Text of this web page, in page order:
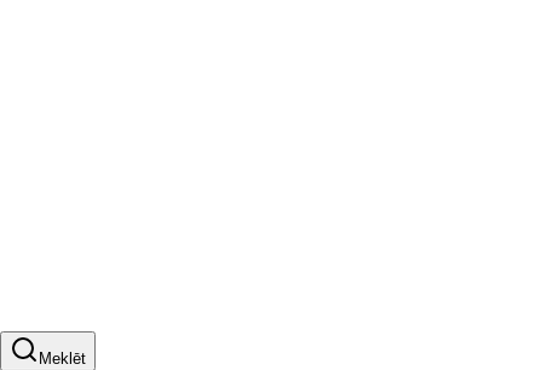
Meklēt